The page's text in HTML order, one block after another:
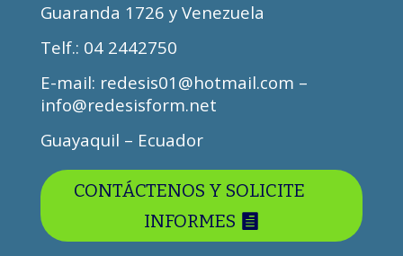
Guaranda 1726 y Venezuela
Telf.: 04 2442750
E-mail: redesis01@hotmail.com –
info@redesisform.net
Guayaquil – Ecuador
CONTÁCTENOS Y SOLICITE
INFORMES